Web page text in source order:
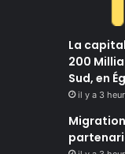
La
200
Sud, en
il y a 3